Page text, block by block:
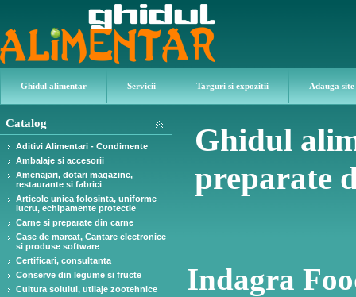
Ghidul alimentar Servicii Targuri si expozitii Adauga site
Catalog
Aditivi Alimentari - Condimente
Ambalaje si accesorii
Amenajari, dotari magazine,
restaurante si fabrici
Articole unica folosinta, uniforme
lucru, echipamente protectie
Carne si preparate din carne
Case de marcat, Cantare electronice
si produse software
Certificari, consultanta
Conserve din legume si fructe
Cultura solului, utilaje zootehnice
Ghidul
preparate
Indagra